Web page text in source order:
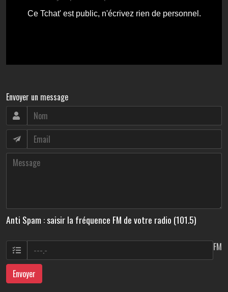
Envoyer un message
Anti Spam : saisir la fréquence FM de votre radio (101.5)
FM
Envoyer